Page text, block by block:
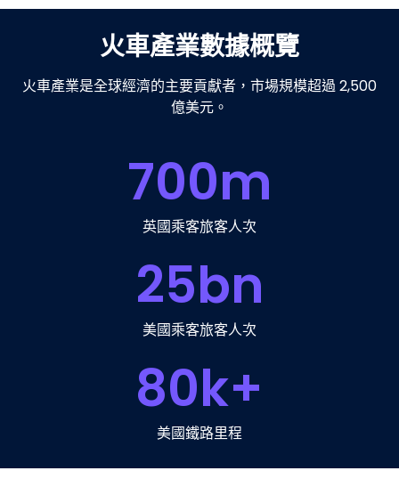
火車產業數據概覽
火車產業是全球經濟的主要貢獻者，市場規模超過 2,500
億美元。
700m
英國乘客旅客人次
25bn
美國乘客旅客人次
80k+
美國鐵路里程